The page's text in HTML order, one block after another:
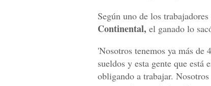
Según uno de los
Continental, el ganado lo
'Nosotros tenemos ya más de
sueldos y esta gente que
obligando a trabajar.